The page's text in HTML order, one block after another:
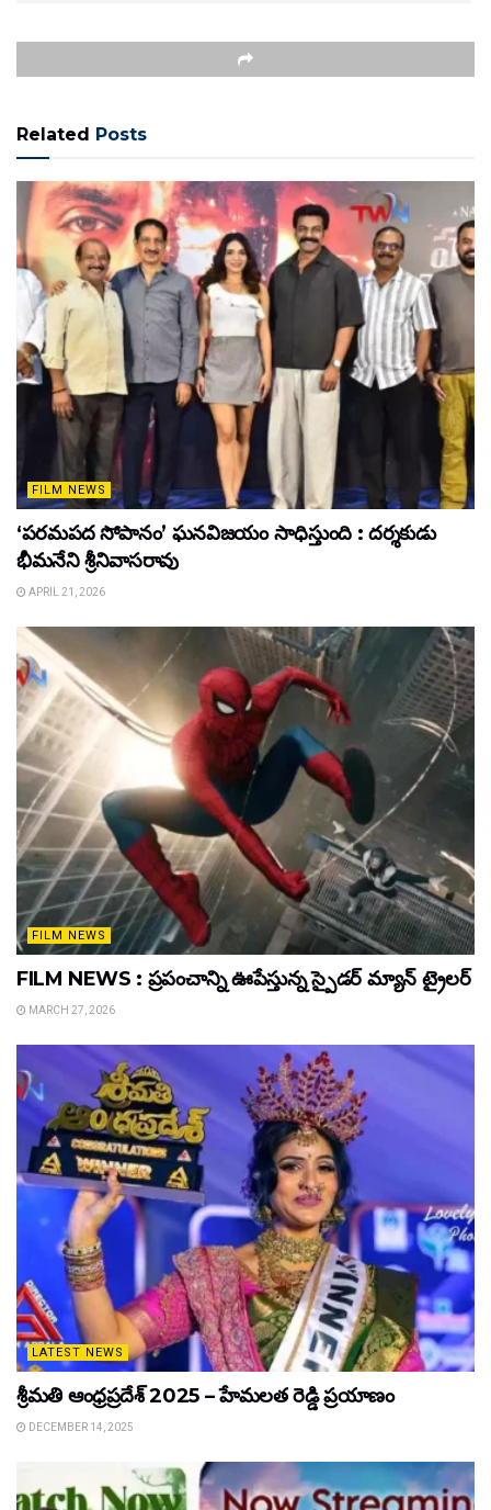
Related Posts
FILM NEWS
‘పరమపద సోపానం’ ఘనవిజయం సాధిస్తుంది : దర్శకుడు
భీమనేని శ్రీనివాసరావు
APRIL 21, 2026
FILM NEWS
FILM NEWS : ప్రపంచాన్ని ఊపేస్తున్న స్పైడర్ మ్యాన్ ట్రైలర్
MARCH 27, 2026
LATEST NEWS
శ్రీమతి ఆంధ్రప్రదేశ్ 2025 – హేమలత రెడ్డి ప్రయాణం
DECEMBER 14, 2025